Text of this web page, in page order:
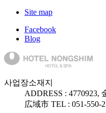
Site map
Facebook
Blog
사업장소재지
ADDRESS : 4770923,
広域市 TEL : 051-550-